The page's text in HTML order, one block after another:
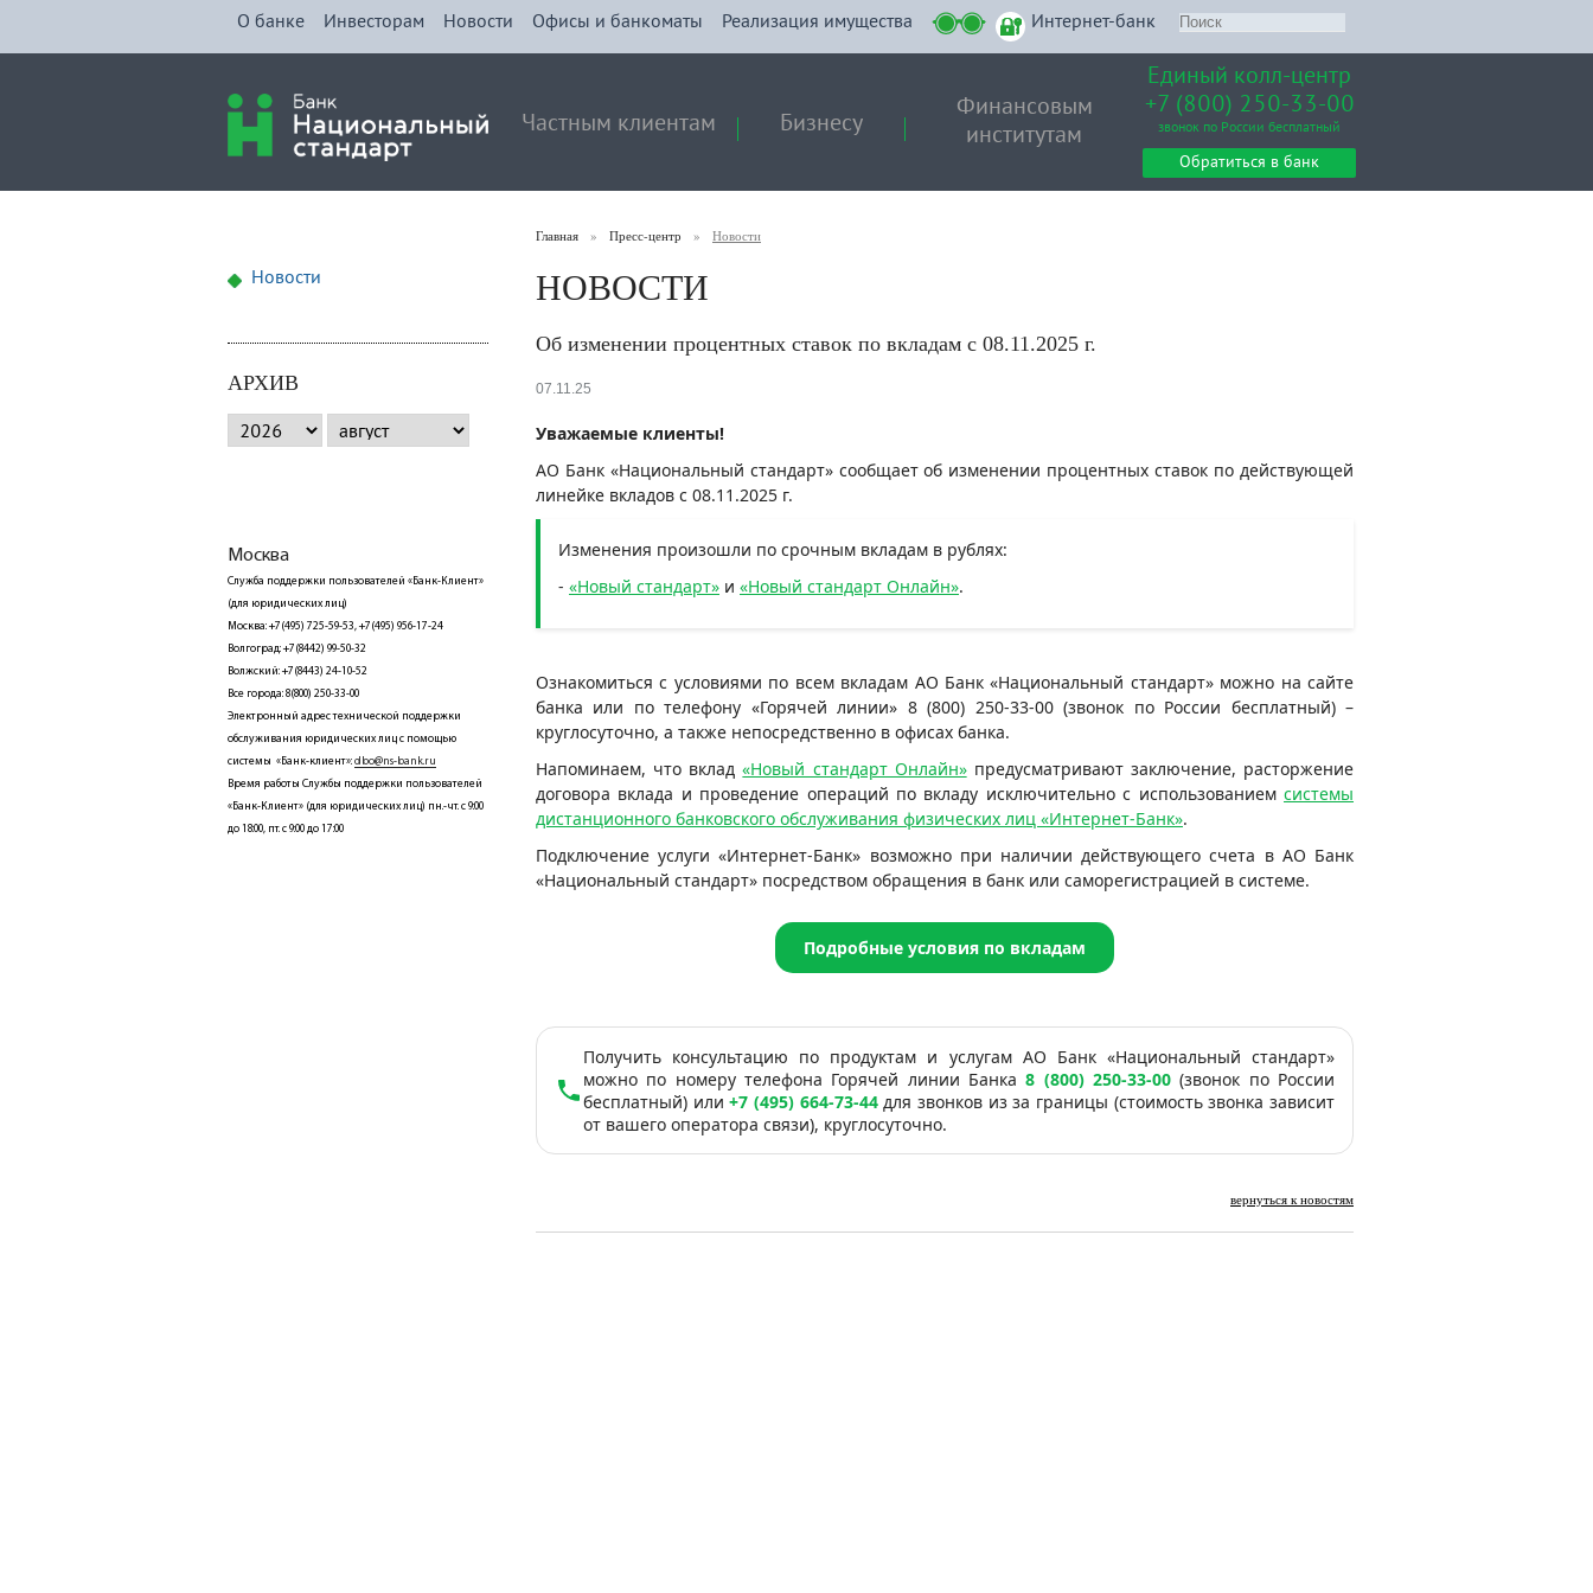
О банке Инвесторам Новости Офисы и банкоматы Реализация имущества Интернет-банк
Частным клиентам Бизнесу
Финансовым
институтам
Единый колл-центр
+7 (800) 250-33-00
звонок по России бесплатный
Обратиться в банк
Новости
АРХИВ
Москва
Служба поддержки пользователей «Банк-Клиент»
(для юридических лиц)
Москва: +7(495) 725-59-53, +7(495) 956-17-24
Волгоград: +7(8442) 99-50-32
Волжский: +7(8443) 24-10-52
Все города: 8(800) 250-33-00
Электронный адрес технической поддержки
обслуживания юридических лиц с помощью
системы «Банк-клиент»:dbo@ns-bank.ru
Время работы Службы поддержки пользователей
«Банк-Клиент» (для юридических лиц) пн.-чт. с 9:00
до 18:00, пт. с 9:00 до 17:00
Главная » Пресс-центр » Новости
НОВОСТИ
Об изменении процентных ставок по вкладам c 08.11.2025 г.
07.11.25
Уважаемые клиенты!
АО Банк «Национальный стандарт» сообщает об изменении процентных ставок по действующей
линейке вкладов с 08.11.2025 г.
Изменения произошли по срочным вкладам в рублях:
- «Новый стандарт» и «Новый стандарт Онлайн».
Ознакомиться с условиями по всем вкладам АО Банк «Национальный стандарт» можно на сайте
банка или по телефону «Горячей линии» 8 (800) 250-33-00 (звонок по России бесплатный) –
круглосуточно, а также непосредственно в офисах банка.
Напоминаем, что вклад«Новый стандарт Онлайн»предусматривают заключение, расторжение
договора вклада и проведение операций по вкладу исключительно с использованием системы
дистанционного банковского обслуживания физических лиц «Интернет-Банк».
Подключение услуги «Интернет-Банк» возможно при наличии действующего счета в АО Банк
«Национальный стандарт» посредством обращения в банк или саморегистрацией в системе.
Подробные условия по вкладам
Получить консультацию по продуктам и услугам АО Банк «Национальный стандарт»
можно по номеру телефона Горячей линии Банка8 (800) 250-33-00 (звонок по России
бесплатный) или+7 (495) 664-73-44для звонков из за границы (стоимость звонка зависит
от вашего оператора связи), круглосуточно.
вернуться к новостям